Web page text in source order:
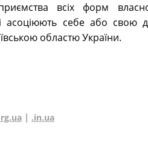
всіх форм
асоціюють себе або свою
областю України.
| .in.ua